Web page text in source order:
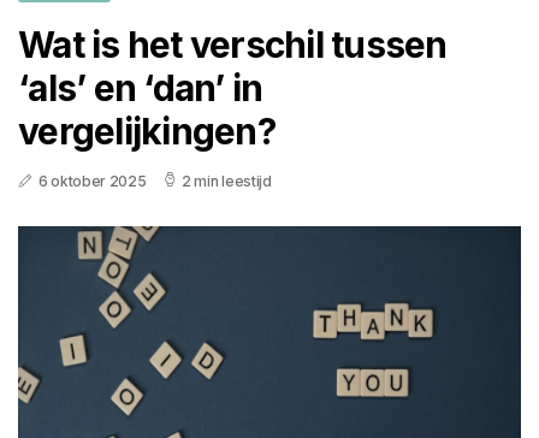
Wat is het verschil tussen
‘als’ en ‘dan’ in
vergelijkingen?
6 oktober 2025 2 min leestijd